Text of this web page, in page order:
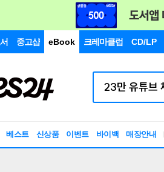
중고샵 eBook 크레마클럽 CD/LP
베스트 신상품 이벤트 바이백 매장안내